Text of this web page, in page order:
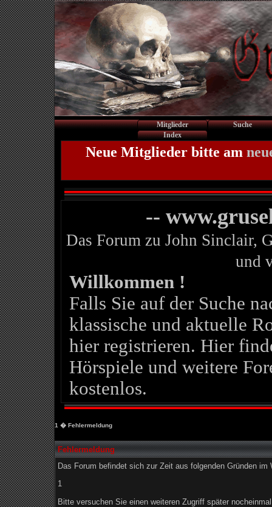
Mitglieder
Suche
Index
Neue Mitglieder bitte am
--
Das Forum zu John Sinclair,
und
Willkommen !
Falls Sie auf der Suche
klassische und aktuelle
hier registrieren. Hier
Hörspiele und weitere
kostenlos.
1 � Fehlermeldung
Fehlermeldung
Das Forum befindet sich zur Zeit aus folgenden Gründen im
1
Bitte versuchen Sie einen weiteren Zugriff später